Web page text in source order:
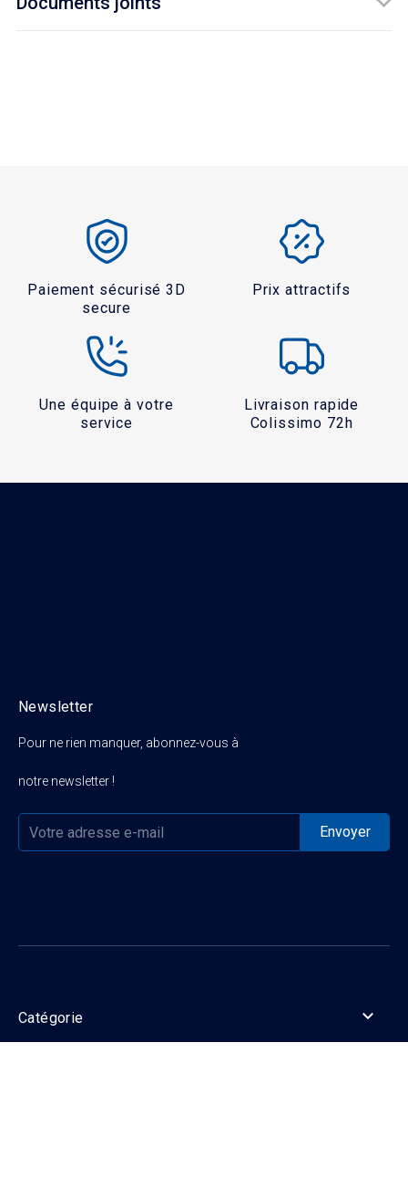
Paiement sécurisé 3D
secure
Prix attractifs
Une équipe à votre
service
Livraison rapide
Colissimo 72h
Pour ne rien manquer, abonnez-vous à
notre newsletter !
Newsletter
Catégorie 